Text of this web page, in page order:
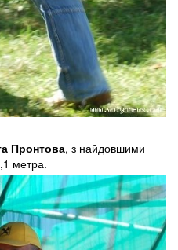
Пронтова, з найдовшими
метра.